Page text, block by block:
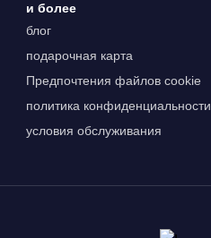
и более
блог
подарочная карта
Предпочтения файлов cookie
политика конфиденциальности
условия обслуживания